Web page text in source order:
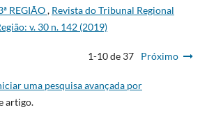
REGIÃO, Revista do Tribunal Regional
v. 30 n. 142 (2019)
1-10 de 37 Próximo
uma pesquisa avançada por
artigo.